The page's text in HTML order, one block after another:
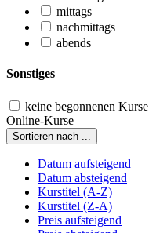
mittags
nachmittags
abends
Sonstiges
keine begonnenen Kurse
Online-Kurse
Sortieren nach ...
Datum aufsteigend
Datum absteigend
Kurstitel (A-Z)
Kurstitel (Z-A)
Preis aufsteigend